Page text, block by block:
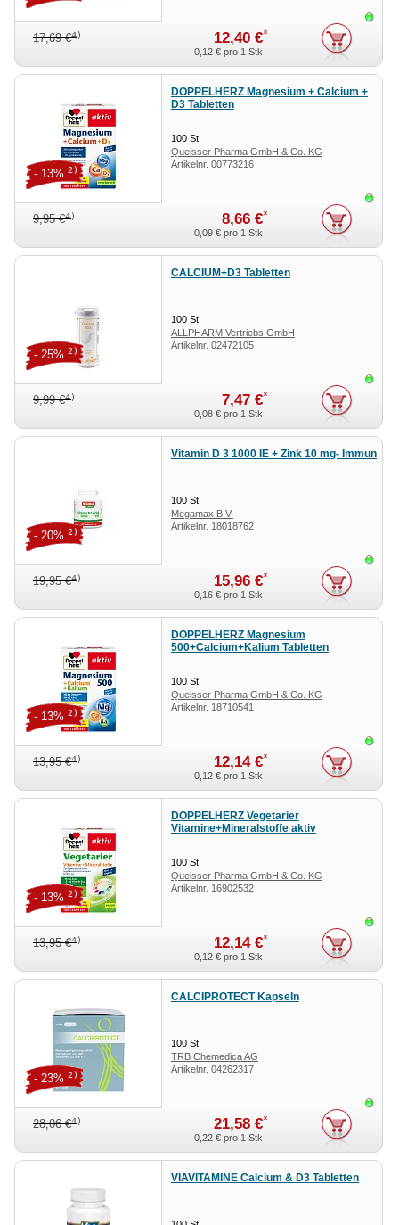
17,69 €4) 12,40 €*
0,12 €pro 1 Stk
DOPPELHERZ Magnesium + Calcium +
D3 Tabletten
100 St
Queisser Pharma GmbH & Co. KG
Artikelnr. 00773216
9,95 €4) 8,66 €*
- 13%2)
0,09 €pro 1 Stk
CALCIUM+D3 Tabletten
100 St
ALLPHARM Vertriebs GmbH
Artikelnr. 02472105
9,99 €4) 7,47 €*
- 25%2)
0,08 €pro 1 Stk
Vitamin D 3 1000 IE + Zink 10 mg- Immun
100 St
Megamax B.V.
Artikelnr. 18018762
19,95 €4) 15,96 €*
- 20%2)
0,16 €pro 1 Stk
DOPPELHERZ Magnesium
500+Calcium+Kalium Tabletten
100 St
Queisser Pharma GmbH & Co. KG
Artikelnr. 18710541
13,95 €4) 12,14 €*
- 13%2)
0,12 €pro 1 Stk
DOPPELHERZ Vegetarier
Vitamine+Mineralstoffe aktiv
100 St
Queisser Pharma GmbH & Co. KG
Artikelnr. 16902532
13,95 €4) 12,14 €*
- 13%2)
0,12 €pro 1 Stk
CALCIPROTECT Kapseln
100 St
TRB Chemedica AG
Artikelnr. 04262317
28,06 €4) 21,58 €*
- 23%2)
0,22 €pro 1 Stk
VIAVITAMINE Calcium & D3 Tabletten